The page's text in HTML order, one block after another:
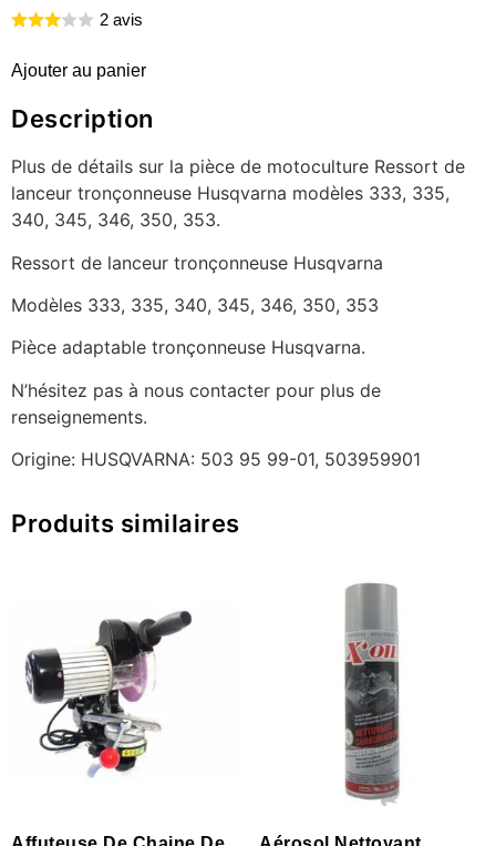
2 avis
Ajouter au panier
Description
Plus de détails sur la pièce de motoculture Ressort de
lanceur tronçonneuse Husqvarna modèles 333, 335,
340, 345, 346, 350, 353.
Ressort de lanceur tronçonneuse Husqvarna
Modèles 333, 335, 340, 345, 346, 350, 353
Pièce adaptable tronçonneuse Husqvarna.
N’hésitez pas à nous contacter pour plus de
renseignements.
Origine: HUSQVARNA: 503 95 99-01, 503959901
Produits similaires